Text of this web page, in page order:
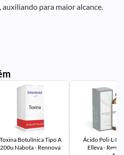
auxiliando para maior alcance.
Toxina Botulínica Tipo A
200u Nabota - Rennova
UR
Ácido Poli-L-
Elleva -